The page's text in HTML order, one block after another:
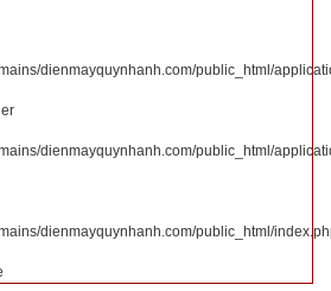
dienmayquynhanh.com/public_html/
dienmayquynhanh.com/public_html/
dienmayquynhanh.com/public_html/